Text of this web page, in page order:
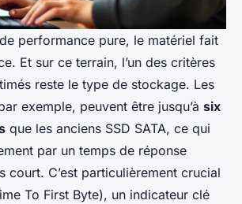
performance pure, le matériel fait
Et sur ce terrain, l’un des critères
reste le type de stockage. Les
exemple, peuvent être jusqu’à six
que les anciens SSD SATA, ce qui
par un temps de réponse
court. C’est particulièrement crucial
To First Byte), un indicateur clé